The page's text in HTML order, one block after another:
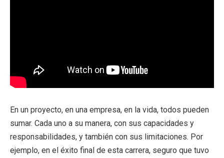
En un proyecto, en una empresa, en la vida, todos pueden
sumar. Cada uno a su manera, con sus capacidades y
responsabilidades, y también con sus limitaciones. Por
ejemplo, en el éxito final de esta carrera, seguro que tuvo